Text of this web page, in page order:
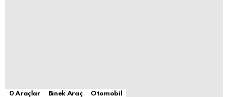
0 Araçlar Binek Araç Otomobil